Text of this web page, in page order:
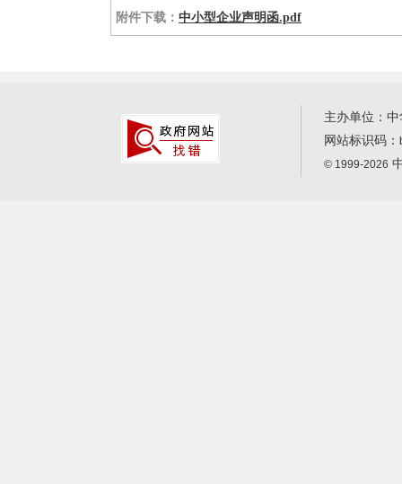
附件下载： 中小型企业声明函.pdf
主办单位：
网站标识码：
© 1999-2026